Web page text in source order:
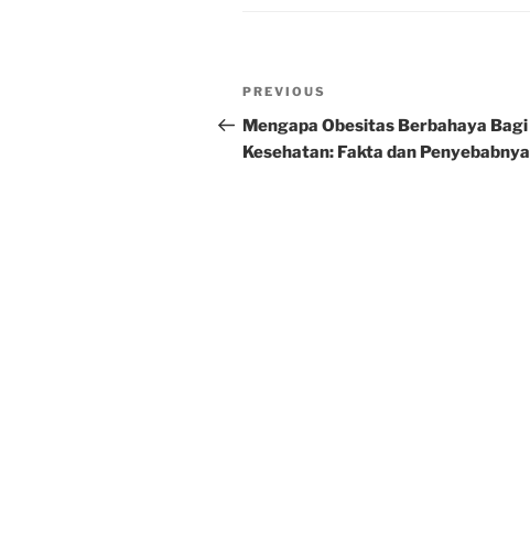
Post
navigation
Previous
Post
PREVIOUS
Mengapa Obesitas Berbahaya Bagi
Kesehatan: Fakta dan Penyebabnya